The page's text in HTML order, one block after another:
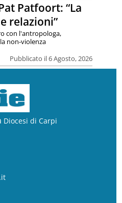
Patfoort: “La
relazioni”
Pubblicato il 6 Agosto, 2026
con l'antropologa,
non-violenza
Diocesi di Carpi